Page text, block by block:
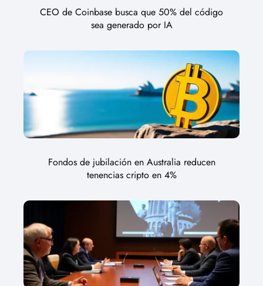
CEO de Coinbase busca que 50% del código
sea generado por IA
Fondos de jubilación en Australia reducen
tenencias cripto en 4%